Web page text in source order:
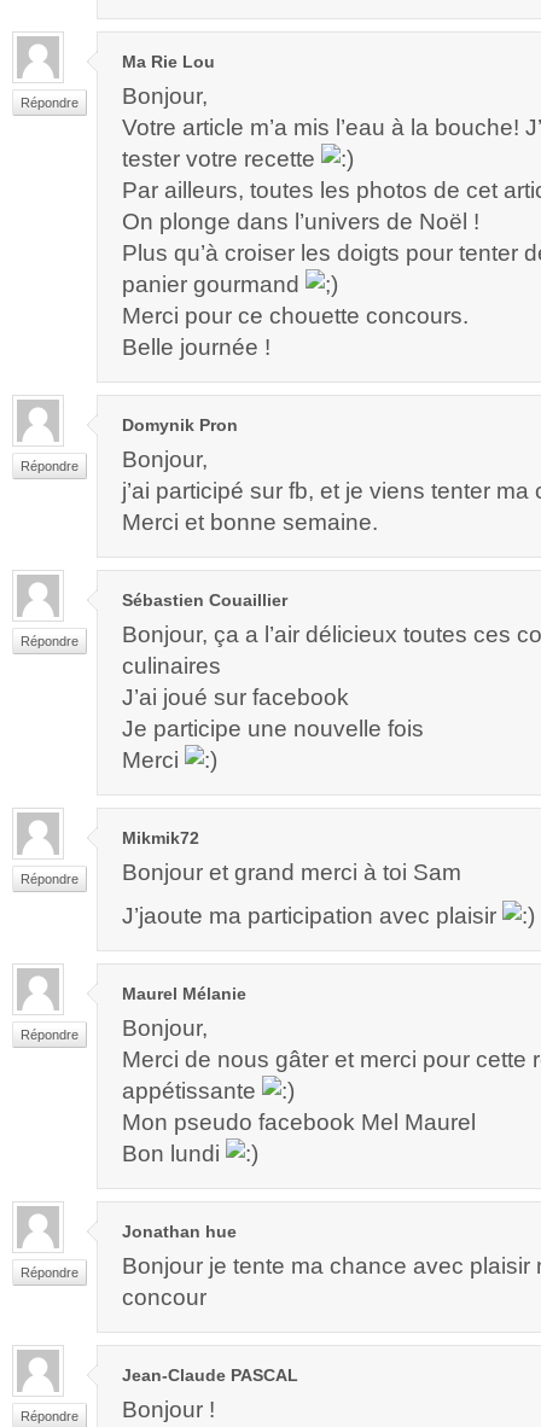
Répondre
Ma Rie Lou
Bonjour,
Votre article m’a mis l’eau à la bouche!
tester votre recette
Par ailleurs, toutes les photos de cet
On plonge dans l’univers de Noël !
Plus qu’à croiser les doigts pour tenter
panier gourmand
Merci pour ce chouette concours.
Belle journée !
Répondre
Domynik Pron
Bonjour,
j’ai participé sur fb, et je viens tenter ma
Merci et bonne semaine.
Répondre
Sébastien Couaillier
Bonjour, ça a l’air délicieux toutes ces
culinaires
J’ai joué sur facebook
Je participe une nouvelle fois
Merci
Répondre
Mikmik72
Bonjour et grand merci à toi Sam
J’jaoute ma participation avec plaisir
Répondre
Maurel Mélanie
Bonjour,
Merci de nous gâter et merci pour cette
appétissante
Mon pseudo facebook Mel Maurel
Bon lundi
Répondre
Jonathan hue
Bonjour je tente ma chance avec plaisir
concour
Répondre
Jean-Claude PASCAL
Bonjour !